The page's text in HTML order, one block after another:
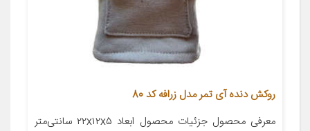
روکش دنده آی تمر مدل زرافه کد 80
معرفی محصول جزئیات محصول ابعاد ۲۲x۱۲x۵ سانتی‌متر